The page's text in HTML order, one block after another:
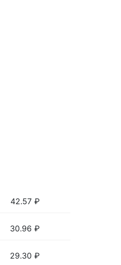
42.57 ₽
30.96 ₽
29.30 ₽